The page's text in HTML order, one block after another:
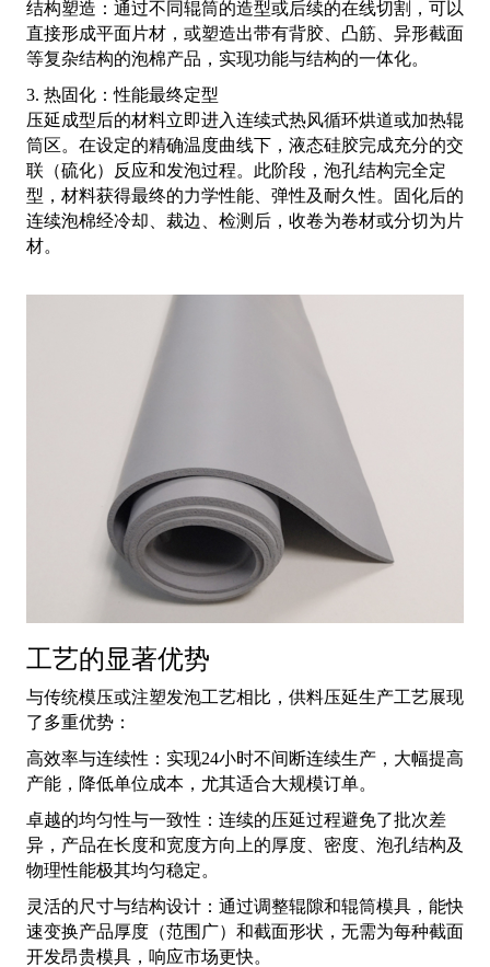
结构塑造：通过不同辊筒的造型或后续的在线切割，可以
直接形成平面片材，或塑造出带有背胶、凸筋、异形截面
等复杂结构的泡棉产品，实现功能与结构的一体化。
3. 热固化：性能最终定型
压延成型后的材料立即进入连续式热风循环烘道或加热辊
筒区。在设定的精确温度曲线下，液态硅胶完成充分的交
联（硫化）反应和发泡过程。此阶段，泡孔结构完全定
型，材料获得最终的力学性能、弹性及耐久性。固化后的
连续泡棉经冷却、裁边、检测后，收卷为卷材或分切为片
材。
工艺的显著优势
与传统模压或注塑发泡工艺相比，供料压延生产工艺展现
了多重优势：
高效率与连续性：实现24小时不间断连续生产，大幅提高
产能，降低单位成本，尤其适合大规模订单。
卓越的均匀性与一致性：连续的压延过程避免了批次差
异，产品在长度和宽度方向上的厚度、密度、泡孔结构及
物理性能极其均匀稳定。
灵活的尺寸与结构设计：通过调整辊隙和辊筒模具，能快
速变换产品厚度（范围广）和截面形状，无需为每种截面
开发昂贵模具，响应市场更快。